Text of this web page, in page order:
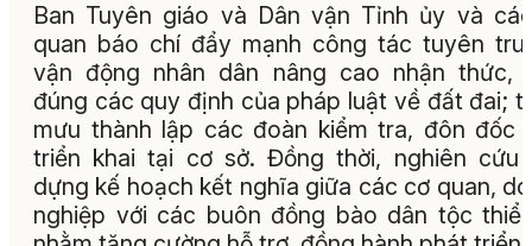
Ban Tuyên giáo và Dân vận Tỉnh ủy và
quan báo chí đẩy mạnh công tác tuyên
vận động nhân dân nâng cao nhận thức,
đúng các quy định của pháp luật về đất đai;
mưu thành lập các đoàn kiểm tra, đôn đốc
triển khai tại cơ sở. Đồng thời, nghiên cứu
dựng kế hoạch kết nghĩa giữa các cơ quan,
nghiệp với các buôn đồng bào dân tộc